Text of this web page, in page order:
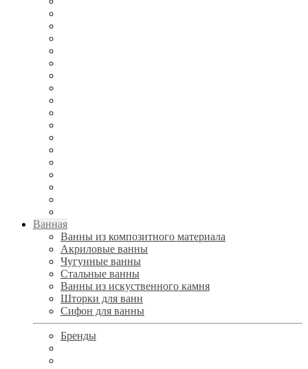
Ванная
Ванны из композитного материала
Акриловые ванны
Чугунные ванны
Стальные ванны
Ванны из искуственного камня
Шторки для ванн
Сифон для ванны
Бренды